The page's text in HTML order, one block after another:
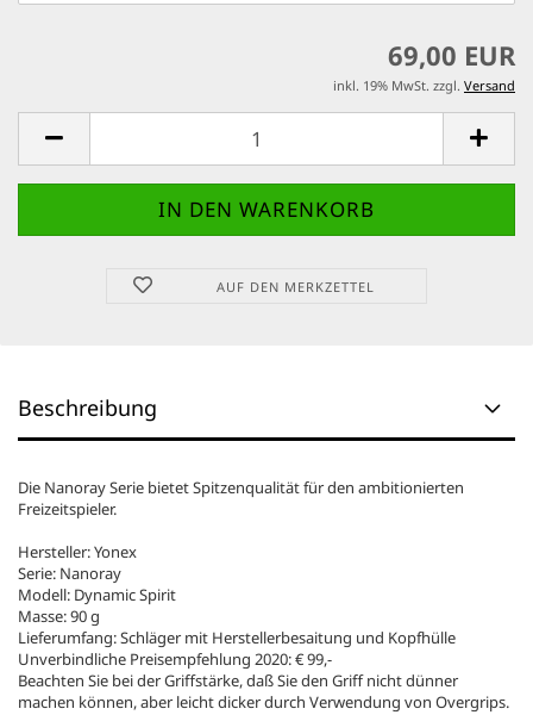
69,00 EUR
inkl. 19% MwSt. zzgl. Versand
AUF DEN MERKZETTEL
Beschreibung
Die Nanoray Serie bietet Spitzenqualität für den ambitionierten
Freizeitspieler.
Hersteller: Yonex
Serie: Nanoray
Modell: Dynamic Spirit
Masse: 90 g
Lieferumfang: Schläger mit Herstellerbesaitung und Kopfhülle
Unverbindliche Preisempfehlung 2020: € 99,-
Beachten Sie bei der Griffstärke, daß Sie den Griff nicht dünner
machen können, aber leicht dicker durch Verwendung von Overgrips.